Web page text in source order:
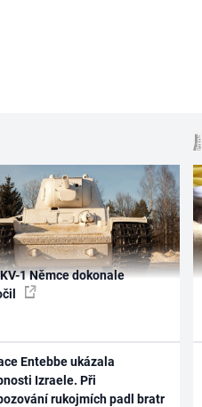
1 Němce dokonale
Entebbe ukázala
Izraele. Při
rukojmích padl bratr